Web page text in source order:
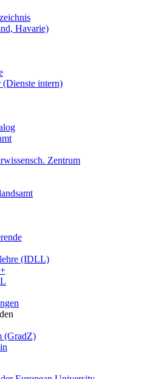
Havarie)
intern)
Zentrum
(IDLL)
(GradZ)